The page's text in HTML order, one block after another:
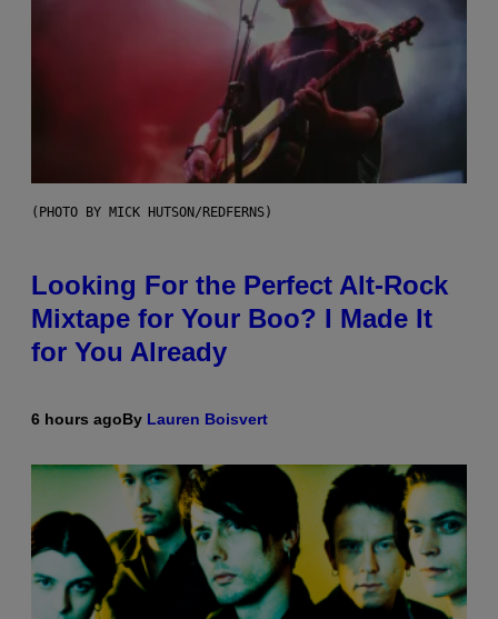
(PHOTO BY MICK HUTSON/REDFERNS)
Looking For the Perfect Alt-Rock
Mixtape for Your Boo? I Made It
for You Already
6 hours agoBy Lauren Boisvert